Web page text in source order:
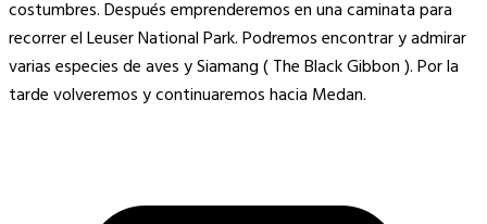
costumbres. Después emprenderemos en una caminata para
recorrer el Leuser National Park. Podremos encontrar y admirar
varias especies de aves y Siamang ( The Black Gibbon ). Por la
tarde volveremos y continuaremos hacia Medan.